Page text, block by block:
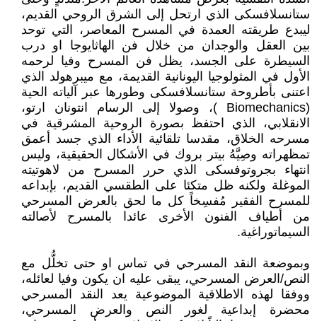
ستانسلافسكى الذي ارتحل إلى الشرق الروحي القديم،
ليبدع طريقته العمدة في المسرح المعاصر، التي توحد
بين العقل والوجدان من خلال فن الهاثايوجا او درب
السيطرة على الجسد، يظل فن المسرح وفيا لرحمه
الأول في المثولوجيا اليونانية القديمة، مع ميبرهولد الذي
اعتنى بأطروحة ستانسلافسكى وطورها عبر آلياته الحية
(Biomechanics )، وصولا إلى الرسام انتونان ارتو،
الانقلابي، الذي احتفظ بصورة الروحية المشرقية في
مسرحه الخلاق، مقدسا تلقائية الأداء الذي جسد أعمق
تمظهراته وصِيَّهُ بيتر بروك في الأشكال الحقيقية، وليس
انتهاء بجروتوفسكى الذي حرر المسرح من لاهوتيته
الموغلة ولكنه ظل متكئا على الطقسي القديم، بإبداعه
للمسرح الفقير مُفسِخاً كل ما لحق بالعرض المسرحي
من أطياف الفنون الأخرى عائدا بالمسرح لأصالته
السيماتوراغية.
وبموضعة النقد المسرحي في تماس او حتى تخلُّل مع
النص/العرض المسرحي، يبقى عليه ان يكون وفيا لعائله،
ووفقا لهذه الاطلاقية الموضوعية يعد النقد المسرحي
محضرة إبداعية لغور النص والعرض المسرحي،